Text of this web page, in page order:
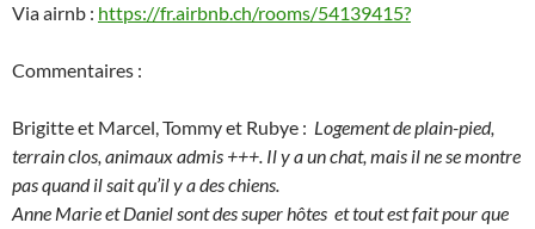
Via airnb : https://fr.airbnb.ch/rooms/54139415?
Commentaires :
Brigitte et Marcel, Tommy et Rubye : Logement de plain-pied,
terrain clos, animaux admis +++. Il y a un chat, mais il ne se montre
pas quand il sait qu’il y a des chiens.
Anne Marie et Daniel sont des super hôtes et tout est fait pour que